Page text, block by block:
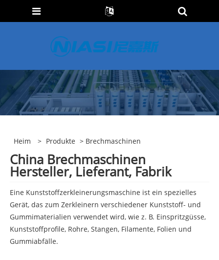
Heim > Produkte > Brechmaschinen
China Brechmaschinen
Hersteller, Lieferant, Fabrik
Eine Kunststoffzerkleinerungsmaschine ist ein spezielles
Gerät, das zum Zerkleinern verschiedener Kunststoff- und
Gummimaterialien verwendet wird, wie z. B. Einspritzgüsse,
Kunststoffprofile, Rohre, Stangen, Filamente, Folien und
Gummiabfälle.